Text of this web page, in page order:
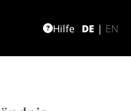
DE | EN
Hilfe